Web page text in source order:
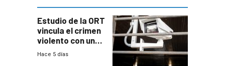
Estudio de la ORT
vincula el crimen
violento con una
menor creación
Hace 5 días